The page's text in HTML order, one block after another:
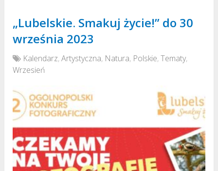
„Lubelskie. Smakuj życie!” do 30
września 2023
Kalendarz,Artystyczna, Natura, Polskie,Tematy,
Wrzesień